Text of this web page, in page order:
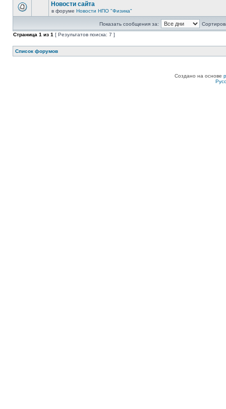
Новости сайта
в форуме Новости НПО "Физика"
Показать сообщения за:
Страница 1 из 1 [ Результатов поиска: 7 ]
Список форумов
Создано на основе